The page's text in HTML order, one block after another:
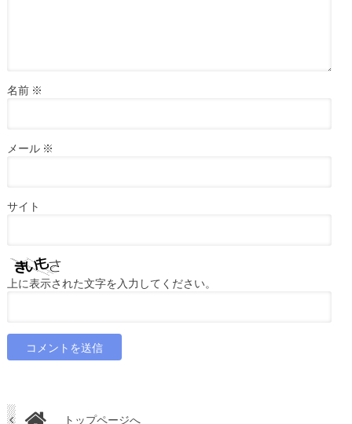
名前 ※
メール ※
サイト
上に表示された文字を入力してください。
トップページへ